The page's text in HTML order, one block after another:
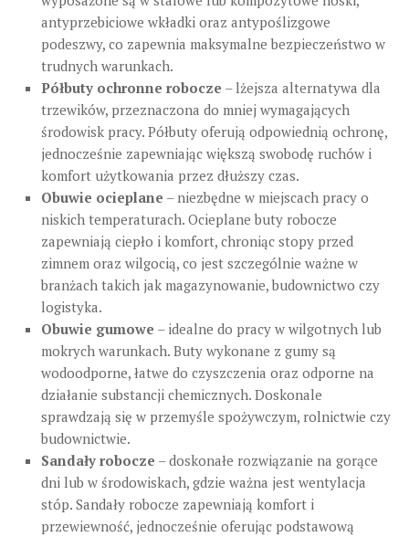
antyprzebiciowe wkładki oraz antypoślizgowe
podeszwy, co zapewnia maksymalne bezpieczeństwo w
trudnych warunkach.
Półbuty ochronne robocze – lżejsza alternatywa dla
trzewików, przeznaczona do mniej wymagających
środowisk pracy. Półbuty oferują odpowiednią ochronę,
jednocześnie zapewniając większą swobodę ruchów i
komfort użytkowania przez dłuższy czas.
Obuwie ocieplane – niezbędne w miejscach pracy o
niskich temperaturach. Ocieplane buty robocze
zapewniają ciepło i komfort, chroniąc stopy przed
zimnem oraz wilgocią, co jest szczególnie ważne w
branżach takich jak magazynowanie, budownictwo czy
logistyka.
Obuwie gumowe – idealne do pracy w wilgotnych lub
mokrych warunkach. Buty wykonane z gumy są
wodoodporne, łatwe do czyszczenia oraz odporne na
działanie substancji chemicznych. Doskonale
sprawdzają się w przemyśle spożywczym, rolnictwie czy
budownictwie.
Sandały robocze – doskonałe rozwiązanie na gorące
dni lub w środowiskach, gdzie ważna jest wentylacja
stóp. Sandały robocze zapewniają komfort i
przewiewność, jednocześnie oferując podstawową